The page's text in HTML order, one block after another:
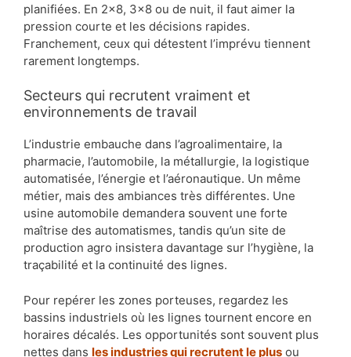
planifiées. En 2×8, 3×8 ou de nuit, il faut aimer la
pression courte et les décisions rapides.
Franchement, ceux qui détestent l’imprévu tiennent
rarement longtemps.
Secteurs qui recrutent vraiment et
environnements de travail
L’industrie embauche dans l’agroalimentaire, la
pharmacie, l’automobile, la métallurgie, la logistique
automatisée, l’énergie et l’aéronautique. Un même
métier, mais des ambiances très différentes. Une
usine automobile demandera souvent une forte
maîtrise des automatismes, tandis qu’un site de
production agro insistera davantage sur l’hygiène, la
traçabilité et la continuité des lignes.
Pour repérer les zones porteuses, regardez les
bassins industriels où les lignes tournent encore en
horaires décalés. Les opportunités sont souvent plus
nettes dans les industries qui recrutent le plus ou